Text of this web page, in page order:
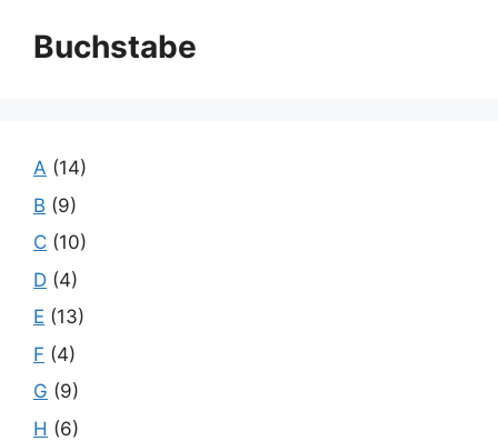
Buchstabe
A (14)
B (9)
C (10)
D (4)
E (13)
F (4)
G (9)
H (6)